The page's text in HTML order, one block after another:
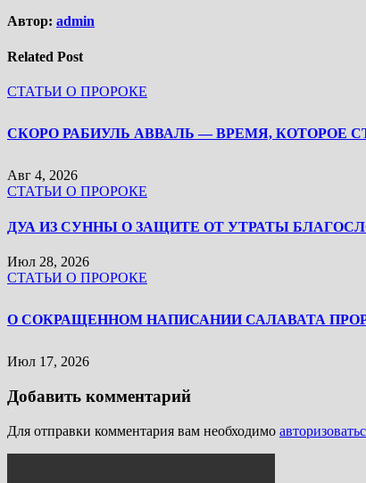
Автор: admin
Related Post
СТАТЬИ О ПРОРОКЕ
Авг 4, 2026
СТАТЬИ О ПРОРОКЕ
ДУА ИЗ СУННЫ О ЗАЩИТЕ ОТ УТРАТЫ
Июл 28, 2026
СТАТЬИ О ПРОРОКЕ
Июл 17, 2026
Добавить комментарий
Для отправки комментария вам необходимо